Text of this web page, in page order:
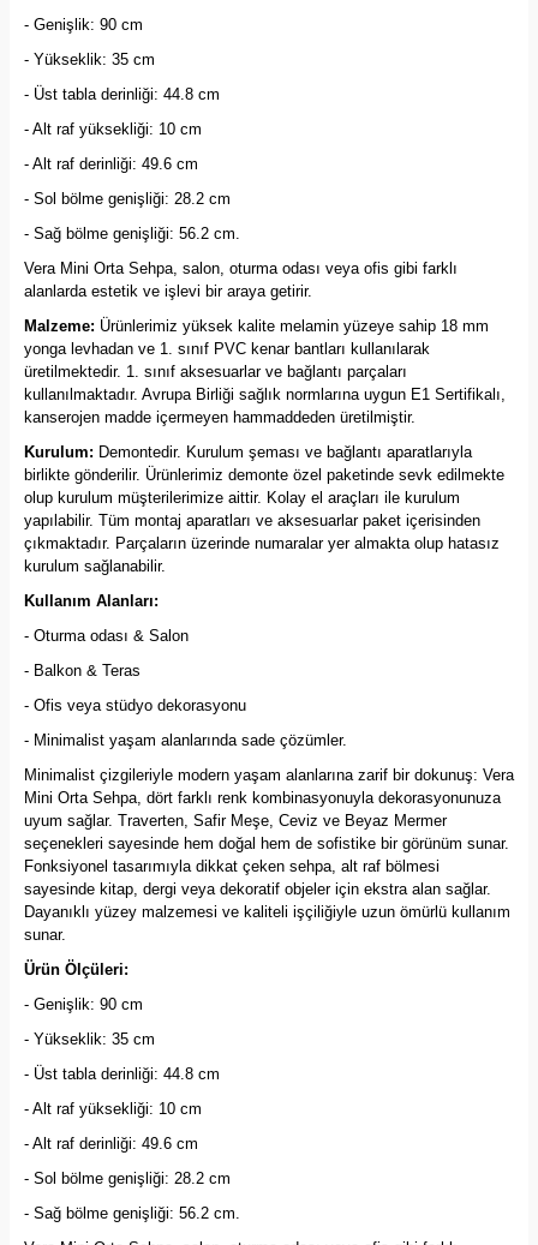
- Genişlik: 90 cm
- Yükseklik: 35 cm
- Üst tabla derinliği: 44.8 cm
- Alt raf yüksekliği: 10 cm
- Alt raf derinliği: 49.6 cm
- Sol bölme genişliği: 28.2 cm
- Sağ bölme genişliği: 56.2 cm.
Vera Mini Orta Sehpa, salon, oturma odası veya ofis gibi farklı
alanlarda estetik ve işlevi bir araya getirir.
Malzeme: Ürünlerimiz yüksek kalite melamin yüzeye sahip 18 mm
yonga levhadan ve 1. sınıf PVC kenar bantları kullanılarak
üretilmektedir. 1. sınıf aksesuarlar ve bağlantı parçaları
kullanılmaktadır. Avrupa Birliği sağlık normlarına uygun E1 Sertifikalı,
kanserojen madde içermeyen hammaddeden üretilmiştir.
Kurulum: Demontedir. Kurulum şeması ve bağlantı aparatlarıyla
birlikte gönderilir. Ürünlerimiz demonte özel paketinde sevk edilmekte
olup kurulum müşterilerimize aittir. Kolay el araçları ile kurulum
yapılabilir. Tüm montaj aparatları ve aksesuarlar paket içerisinden
çıkmaktadır. Parçaların üzerinde numaralar yer almakta olup hatasız
kurulum sağlanabilir.
Kullanım Alanları:
- Oturma odası & Salon
- Balkon & Teras
- Ofis veya stüdyo dekorasyonu
- Minimalist yaşam alanlarında sade çözümler.
Minimalist çizgileriyle modern yaşam alanlarına zarif bir dokunuş: Vera
Mini Orta Sehpa, dört farklı renk kombinasyonuyla dekorasyonunuza
uyum sağlar. Traverten, Safir Meşe, Ceviz ve Beyaz Mermer
seçenekleri sayesinde hem doğal hem de sofistike bir görünüm sunar.
Fonksiyonel tasarımıyla dikkat çeken sehpa, alt raf bölmesi
sayesinde kitap, dergi veya dekoratif objeler için ekstra alan sağlar.
Dayanıklı yüzey malzemesi ve kaliteli işçiliğiyle uzun ömürlü kullanım
sunar.
Ürün Ölçüleri:
- Genişlik: 90 cm
- Yükseklik: 35 cm
- Üst tabla derinliği: 44.8 cm
- Alt raf yüksekliği: 10 cm
- Alt raf derinliği: 49.6 cm
- Sol bölme genişliği: 28.2 cm
- Sağ bölme genişliği: 56.2 cm.